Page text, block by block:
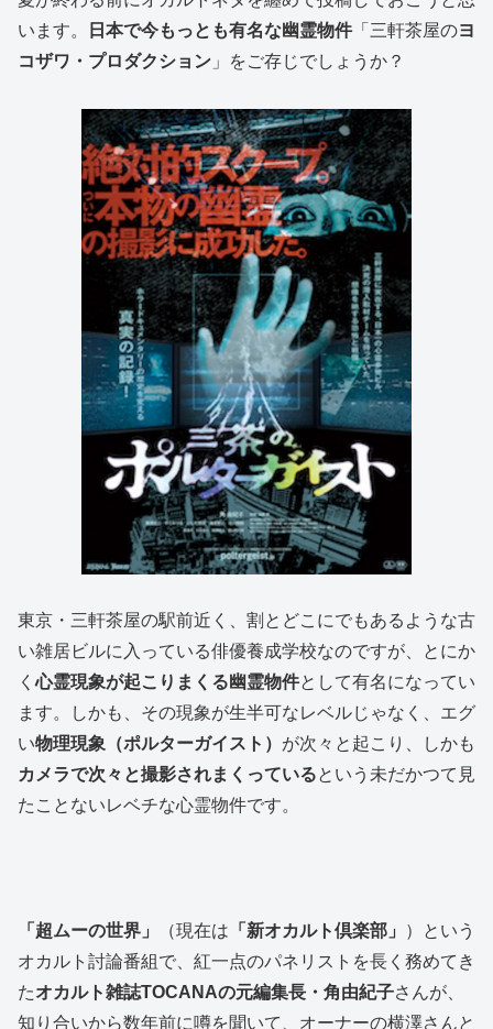
います。
日本で今もっとも有名な幽霊物件「三軒茶屋のヨ
コザワ・プロダクション 」をご存じでしょうか？
東京・三軒茶屋の駅前近く、割とどこにでもあるような古
い雑居ビルに入っている俳優養成学校なのですが、とにか
く心霊現象が起こりまくる幽霊物件として有名になってい
ます。しかも、その現象が生半可なレベルじゃなく、エグ
い物理現象（ポルターガイスト） が次々と起こり、しかも
カメラで次々と撮影されまくっているという未だかつて見
たことないレベチな心霊物件です。
「超ムーの世界」 （現在は 「新オカルト倶楽部」
）という
オカルト討論番組で、紅一点のパネリストを長く務めてき
たオカルト雑誌TOCANAの元編集長・角由紀子さんが、
知り合いから数年前に噂を聞いて、オーナーの横澤さんと